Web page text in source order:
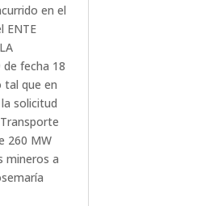
en el
ENTE
de fecha 18
tal que en
solicitud
260 MW
mineros a